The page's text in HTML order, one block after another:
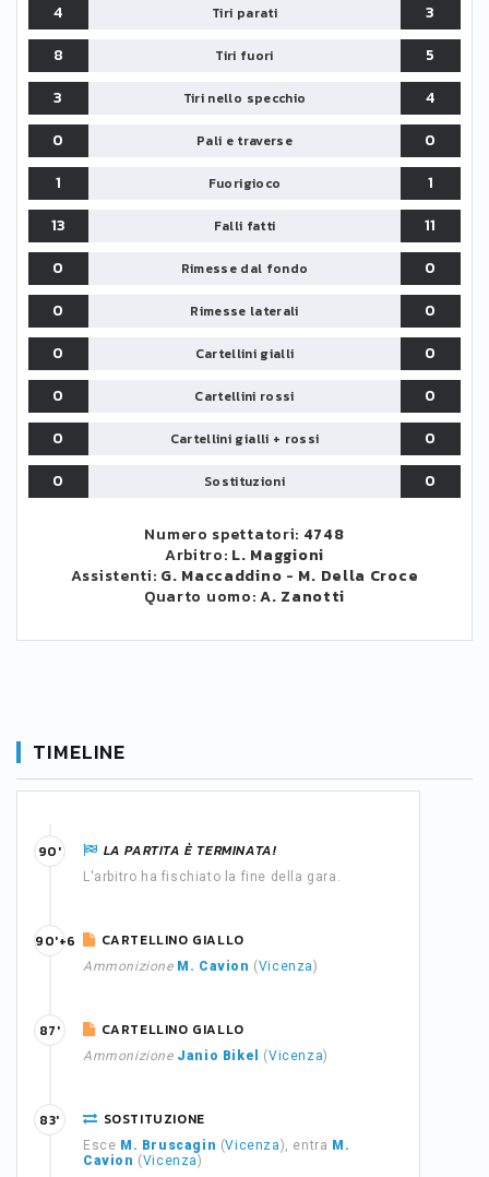
4 Tiri parati
3
8
Tiri fuori
5
3
Tiri nello specchio
4
0
Pali e traverse
0
1
Fuorigioco
1
13
Falli fatti
11
0
Rimesse dal fondo
0
0
Rimesse laterali
0
0
Cartellini gialli
0
0
Cartellini rossi
0
0
Cartellini gialli + rossi
0
0
Sostituzioni 0
Numero spettatori: 4748
Arbitro: L. Maggioni
Assistenti: G. Maccaddino - M. Della Croce
Quarto uomo:A. Zanotti
TIMELINE
LA PARTITA È TERMINATA!
L'arbitro ha fischiato la fine della gara.
90'
CARTELLINO GIALLO
Ammonizione M. Cavion (Vicenza)
90'+6
CARTELLINO GIALLO
Ammonizione Janio Bikel (Vicenza)
87'
SOSTITUZIONE
Esce M. Bruscagin (Vicenza), entra M.
Cavion (Vicenza)
83'